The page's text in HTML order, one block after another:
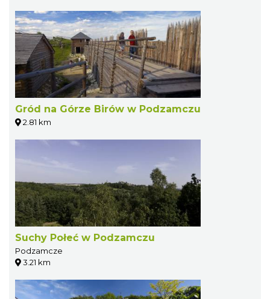
Gród na Górze Birów w Podzamczu
2.81 km
Suchy Połeć w Podzamczu
Podzamcze
3.21 km